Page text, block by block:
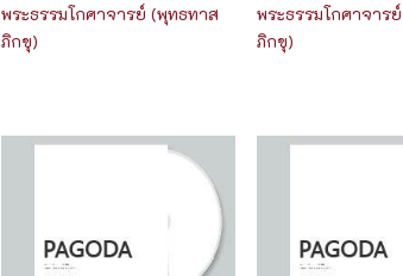
พระธรรมโกศาจารย์ (พุทธทาส
ภิกขุ)
พระธรรมโกศาจาร
ภิกขุ)